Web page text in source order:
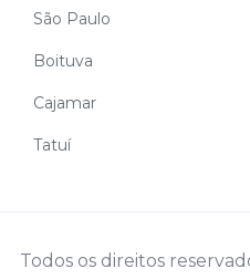
São Paulo
Boituva
Cajamar
Tatuí
Todos os direitos